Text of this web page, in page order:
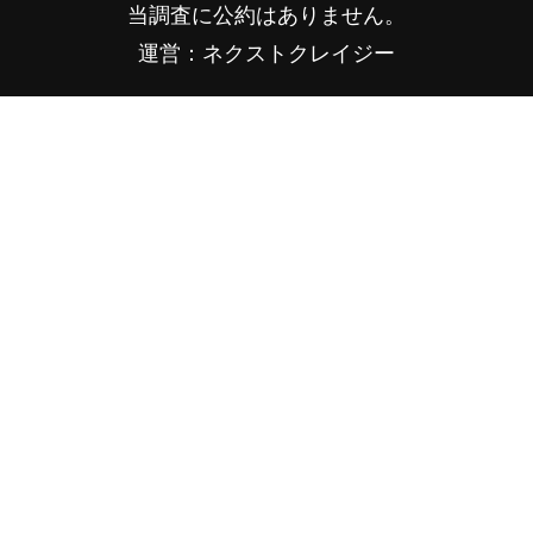
当調査に公約はありません。
運営：ネクストクレイジー